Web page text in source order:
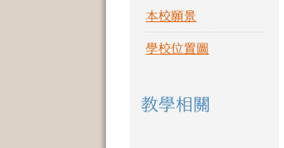
本校願景
學校位置圖
教學相關